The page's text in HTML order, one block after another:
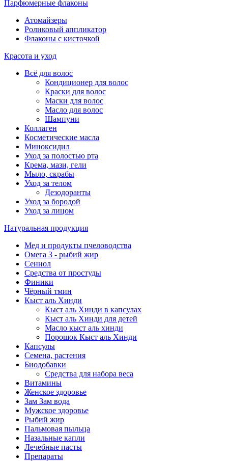
Парфюмерные флаконы
Атомайзеры
Роликовый аппликатор
Флаконы с кисточкой
Красота и уход
Всё для волос
Кондиционер для волос
Краски для волос
Маски для волос
Масло для волос
Шампуни
Коллаген
Косметические масла
Миноксидил
Уход за полостью рта
Крема, мази, гели
Мыло, скрабы
Уход за телом
Дезодоранты
Уход за бородой
Уход за лицом
Натуральная продукция
Мед и продукты пчеловодства
Омега 3 - рыбий жир
Сеннол
Средства от простуды
Финики
Чёрный тмин
Кыст аль Хинди
Кыст аль Хинди в капсулах
Кыст аль Хинди для детей
Масло кыст аль хинди
Порошок Кыст аль Хинди
Капсулы
Семена, растения
Биодобавки
Средства для набора веса
Витамины
Женское здоровье
Зам Зам вода
Мужское здоровье
Рыбий жир
Пальмовая пыльца
Назальные капли
Лечебные пасты
Препараты